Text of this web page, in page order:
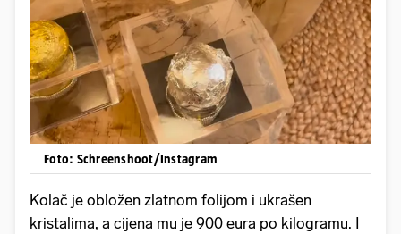
Foto: Schreenshoot/Instagram
Kolač je obložen zlatnom folijom i ukrašen
kristalima, a cijena mu je 900 eura po kilogramu. I